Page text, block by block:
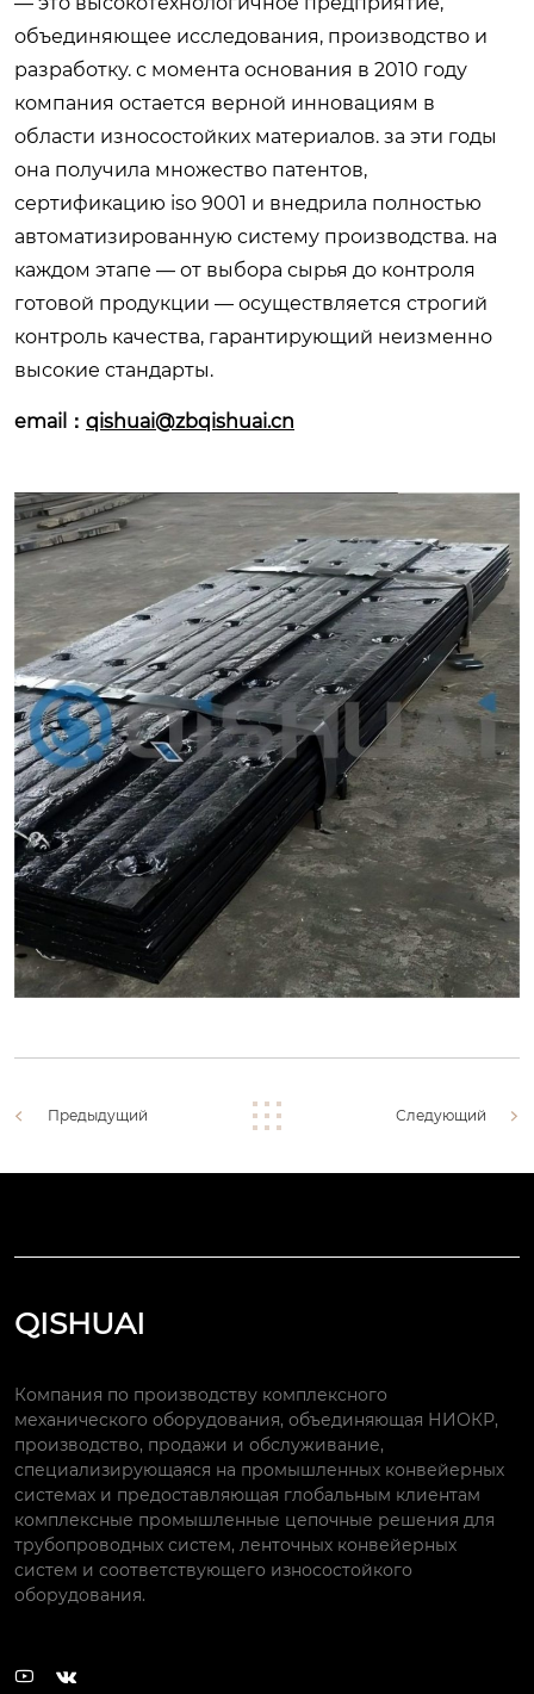
объединяющее исследования, производство и
разработку. с момента основания в 2010 году
компания остается верной инновациям в
области износостойких материалов. за эти годы
она получила множество патентов,
сертификацию iso 9001 и внедрила полностью
автоматизированную систему производства. на
каждом этапе — от выбора сырья до контроля
готовой продукции — осуществляется строгий
контроль качества, гарантирующий неизменно
высокие стандарты.
email： qishuai@zbqishuai.cn
Предыдущий Следующий
QISHUAI
Компания по производству комплексного
механического оборудования, объединяющая НИОКР,
производство, продажи и обслуживание,
специализирующаяся на промышленных конвейерных
системах и предоставляющая глобальным клиентам
комплексные промышленные цепочные решения для
трубопроводных систем, ленточных конвейерных
систем и соответствующего износостойкого
оборудования.
 